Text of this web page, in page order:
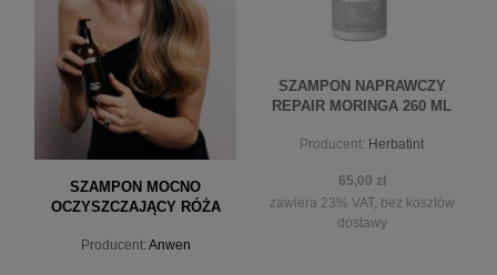
SZAMPON MOCNO
OCZYSZCZAJĄCY RÓŻA
MINISTERSTWO 200ML
Producent: Anwen
SZAMPON NAPRAWCZY
REPAIR MORINGA 260 ML
Producent: Herbatint
65,00 zł
zawiera 23% VAT, bez kosztów
dostawy